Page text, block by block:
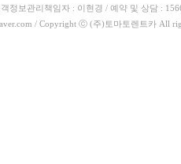
정보관리책임자 : 이현경 / 예약 및 상담 :
/ Copyright ⓒ (주)토마토렌트카 All